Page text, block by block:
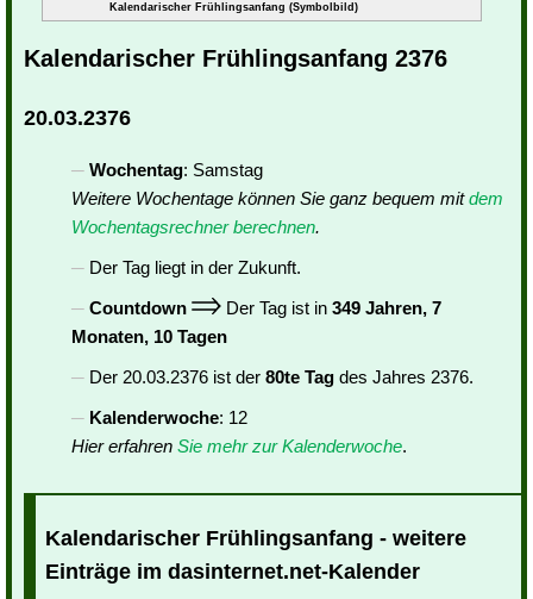
Kalendarischer Frühlingsanfang (Symbolbild)
Kalendarischer Frühlingsanfang 2376
20.03.2376
Wochentag: Samstag
Weitere Wochentage können Sie ganz bequem mitdem
Wochentagsrechner berechnen.
Der Tag liegt in der Zukunft.
Countdown
Der Tag ist in 349 Jahren, 7
Monaten, 10 Tagen
Der 20.03.2376 ist der 80te Tag des Jahres 2376.
Kalenderwoche: 12
Hier erfahren Sie mehr zur Kalenderwoche.
Kalendarischer Frühlingsanfang - weitere
Einträge im dasinternet.net-Kalender